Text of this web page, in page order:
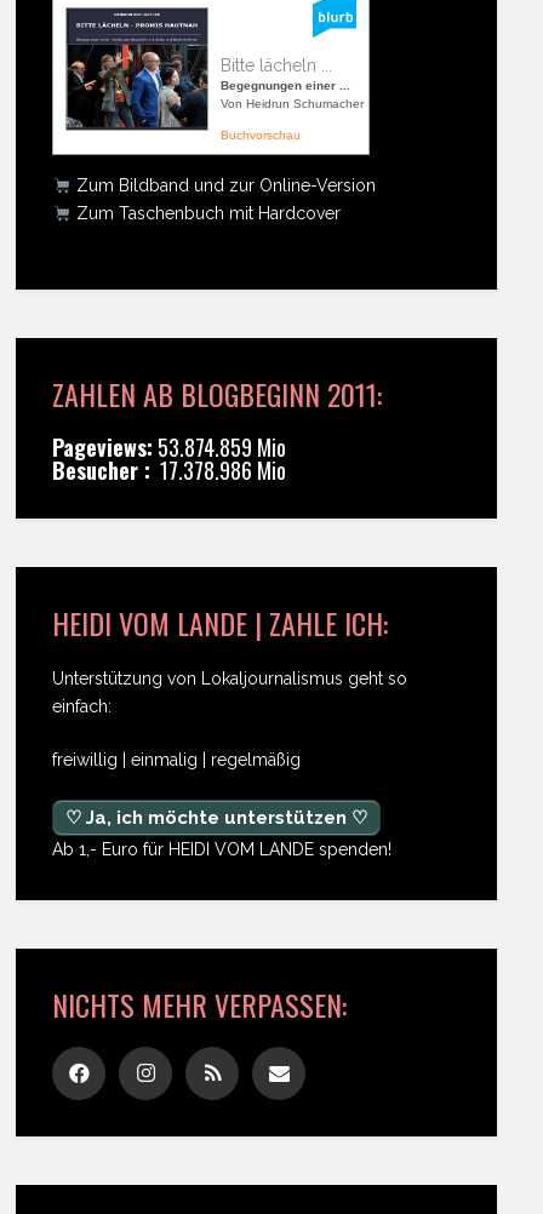
Bitte lächeln ...
Begegnungen einer ...
Von Heidrun Schumacher
Buchvorschau
Zum Bildband und zur Online-Version
Zum Taschenbuch mit Hardcover
ZAHLEN AB BLOGBEGINN 2011:
Pageviews: 53.874.859 Mio
Besucher : 17.378.986 Mio
HEIDI VOM LANDE | ZAHLE ICH:
Unterstützung von Lokaljournalismus geht so
einfach:
freiwillig | einmalig | regelmäßig
♡ Ja, ich möchte unterstützen ♡
Ab 1,- Euro für HEIDI VOM LANDE spenden!
NICHTS MEHR VERPASSEN: